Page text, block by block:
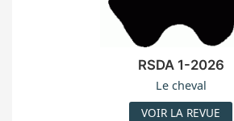
RSDA 1-2026
Le cheval
VOIR LA REVUE